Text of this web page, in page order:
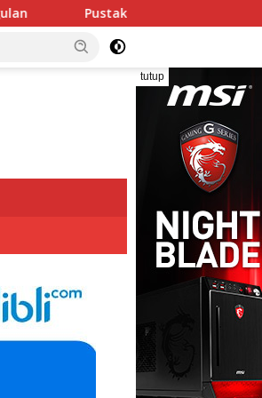
Unissula Raih Juara I Lomba Poster
tutup